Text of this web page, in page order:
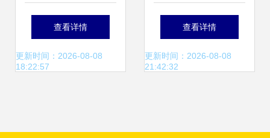
际商品直营中心火
爆招商 诚信邀您共
查看详情
更新时间：2026-08-08
18:22:57
如何接入舟山浙商
融博商品交易中
查看详情
更新时间：2026-08-08
21:42:32